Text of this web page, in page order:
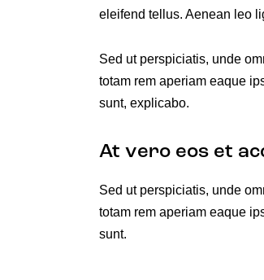
eleifend tellus. Aenean leo
Sed ut perspiciatis, unde
totam rem aperiam eaque
sunt, explicabo.
At vero eos et
Sed ut perspiciatis, unde
totam rem aperiam eaque
sunt.